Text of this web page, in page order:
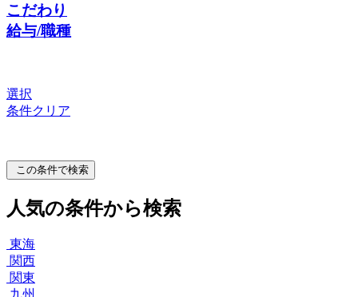
こだわり
給与/職種
選択
条件クリア
この条件で検索
人気の条件から検索
東海
関西
関東